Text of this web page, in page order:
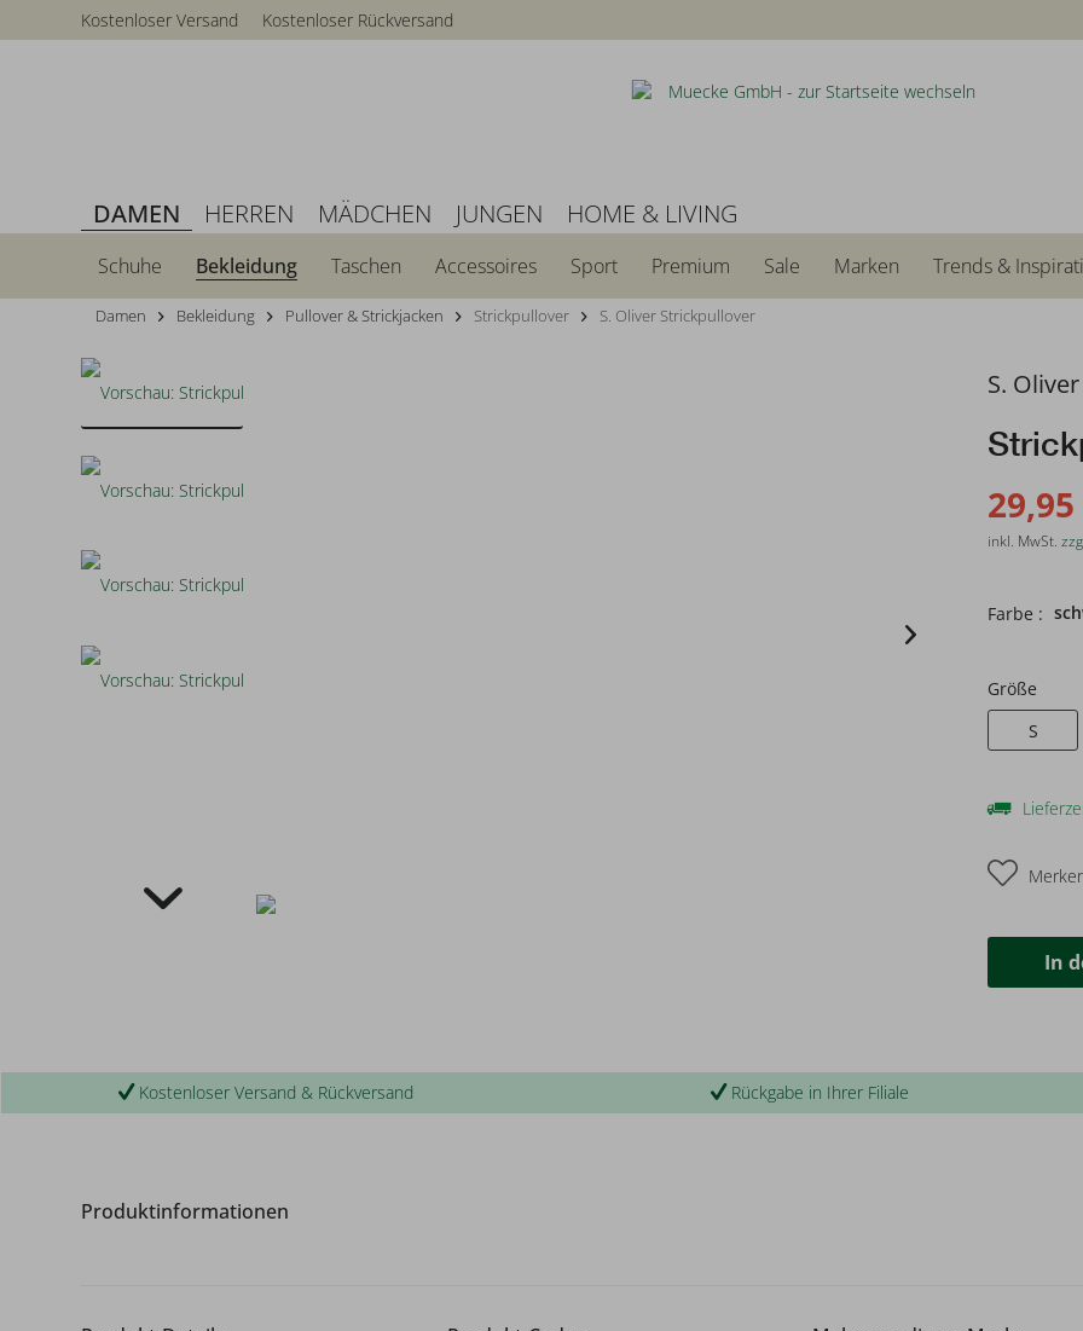
Kostenloser Versand Kostenloser Rückversand
DAMEN HERREN MÄDCHEN JUNGEN HOME & LIVING
Schuhe Bekleidung Taschen Accessoires Sport Premium Sale Marken Trends &
Damen Bekleidung Pullover & Strickjacken Strickpullover S. Oliver Strickpullover
S. Oliver
29,95
inkl. MwSt.
Farbe :
Größe
S
In
Kostenloser Versand & Rückversand Rückgabe in Ihrer Filiale
Produktinformationen